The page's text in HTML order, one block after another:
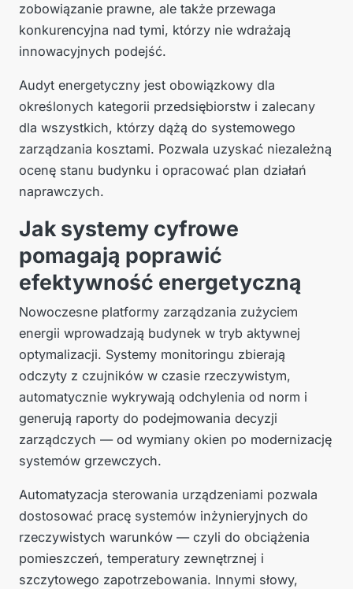
zobowiązanie prawne, ale także przewaga
konkurencyjna nad tymi, którzy nie wdrażają
innowacyjnych podejść.
Audyt energetyczny jest obowiązkowy dla
określonych kategorii przedsiębiorstw i zalecany
dla wszystkich, którzy dążą do systemowego
zarządzania kosztami. Pozwala uzyskać niezależną
ocenę stanu budynku i opracować plan działań
naprawczych.
Jak systemy cyfrowe
pomagają poprawić
efektywność energetyczną
Nowoczesne platformy zarządzania zużyciem
energii wprowadzają budynek w tryb aktywnej
optymalizacji. Systemy monitoringu zbierają
odczyty z czujników w czasie rzeczywistym,
automatycznie wykrywają odchylenia od norm i
generują raporty do podejmowania decyzji
zarządczych — od wymiany okien po modernizację
systemów grzewczych.
Automatyzacja sterowania urządzeniami pozwala
dostosować pracę systemów inżynieryjnych do
rzeczywistych warunków — czyli do obciążenia
pomieszczeń, temperatury zewnętrznej i
szczytowego zapotrzebowania. Innymi słowy,